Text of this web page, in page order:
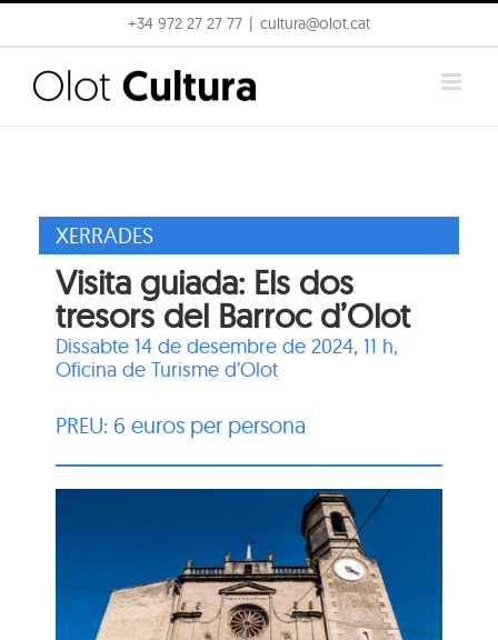
to
content
+34 972 27 27 77 cultura@olot.cat
XERRADES
Visita guiada: Els dos
tresors del Barroc d’Olot
Dissabte 14 de desembre de 2024, 11 h,
Oficina de Turisme d’Olot
PREU: 6 euros per persona